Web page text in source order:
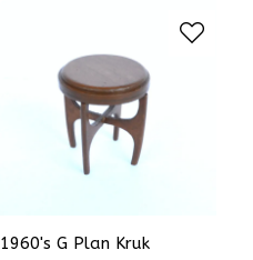
1960's G Plan Kruk